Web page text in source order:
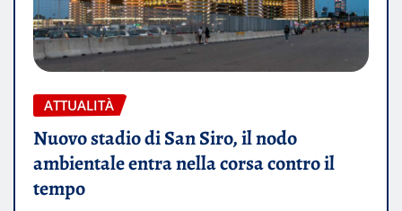
ATTUALITÀ
Nuovo stadio di San Siro, il nodo
ambientale entra nella corsa contro il
tempo